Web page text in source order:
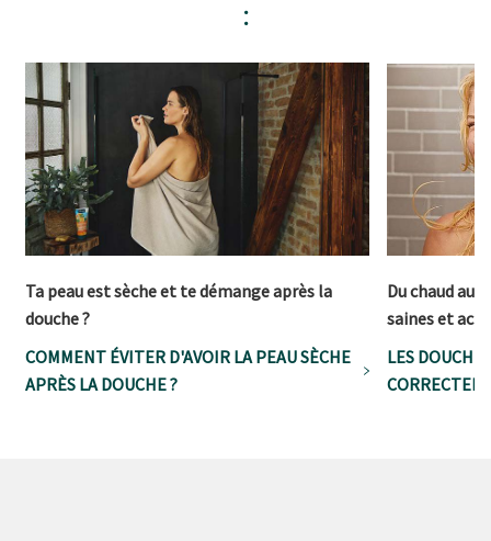
:
Ta peau est sèche et te démange après la
douche ?
COMMENT ÉVITER D'AVOIR LA PEAU SÈCHE
APRÈS LA DOUCHE ?
Du chaud au
saines et
LES